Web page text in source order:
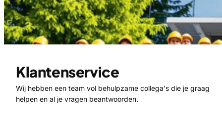
Klantenservice
Wij hebben een team vol behulpzame collega's die je graag
helpen en al je vragen beantwoorden.